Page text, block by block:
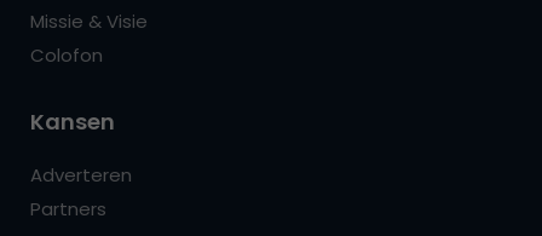
Missie & Visie
Colofon
Kansen
Adverteren
Partners